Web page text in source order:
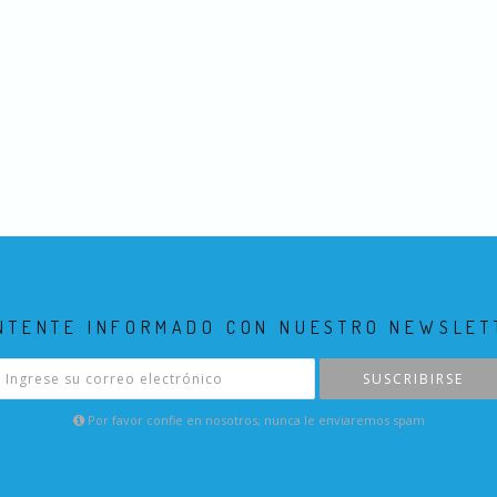
INFORMADO CON NUESTRO
SUSCRIBIRSE
Por favor confie en nosotros, nunca le enviaremos spam